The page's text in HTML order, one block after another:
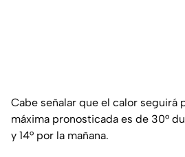
Cabe señalar que el calor seguirá
máxima pronosticada es de 30°
y 14° por la mañana.